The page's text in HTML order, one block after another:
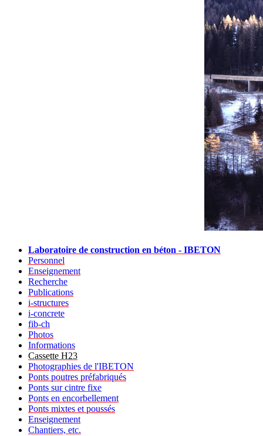
Laboratoire de construction en béton - IBETON
Personnel
Enseignement
Recherche
Publications
i-structures
i-concrete
fib-ch
Photos
Informations
Cassette H23
Photographies de l'IBETON
Ponts poutres préfabriqués
Ponts sur cintre fixe
Ponts en encorbellement
Ponts mixtes et poussés
Enseignement
Chantiers, etc.